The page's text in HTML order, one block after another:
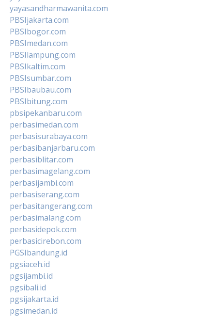
yayasandharmawanita.com
PBSIjakarta.com
PBSIbogor.com
PBSImedan.com
PBSIlampung.com
PBSIkaltim.com
PBSIsumbar.com
PBSIbaubau.com
PBSIbitung.com
pbsipekanbaru.com
perbasimedan.com
perbasisurabaya.com
perbasibanjarbaru.com
perbasiblitar.com
perbasimagelang.com
perbasijambi.com
perbasiserang.com
perbasitangerang.com
perbasimalang.com
perbasidepok.com
perbasicirebon.com
PGSIbandung.id
pgsiaceh.id
pgsijambi.id
pgsibali.id
pgsijakarta.id
pgsimedan.id